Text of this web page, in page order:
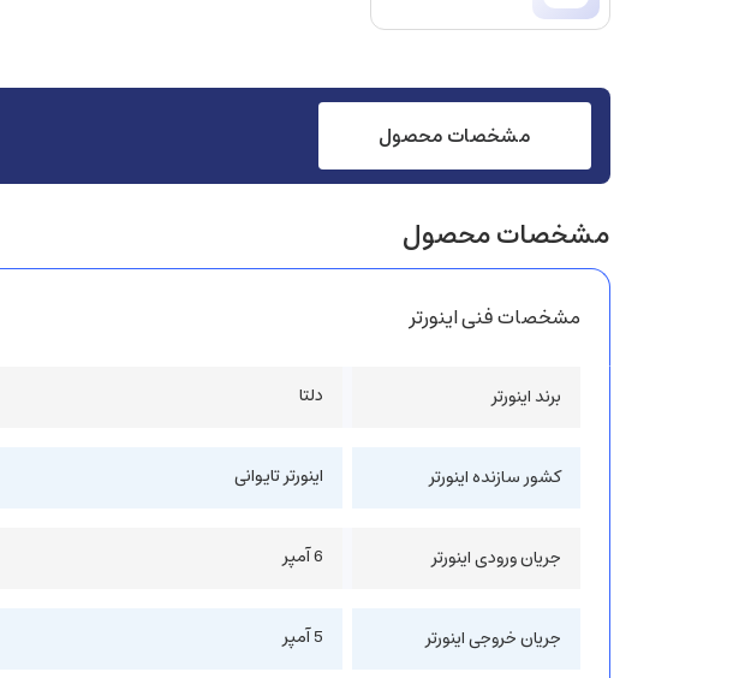
مشخصات محصول
مشخصات محصول
مشخصات فنی اینورتر
برند اینورتر دلتا
کشور سازنده اینورتر اینورتر تایوانی
جریان ورودی اینورتر 6 آمپر
جریان خروجی اینورتر 5 آمپر